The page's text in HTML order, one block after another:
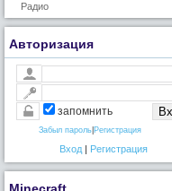
Радио
Авторизация
запомнить
Забыл пароль Регистрация
Вход | Регистрация